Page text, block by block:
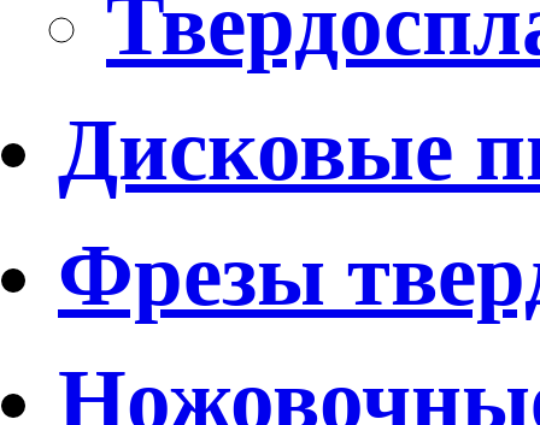
Дисковые
Фрезы